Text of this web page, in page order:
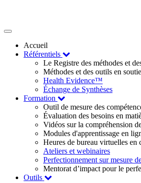
Toggle
navigationAccueil
Référentiels
Le Registre des méthodes et
Méthodes et des outils en
Health Evidence™
Échange de Synthèses
Formation
Outil de mesure des
Évaluation des besoins en
Vidéos sur la compréhension
Modules d'apprentissage en
Heures de bureau virtuelles en
Ateliers et webinaires
Perfectionnement sur mesure
Mentorat d’impact pour le
Outils